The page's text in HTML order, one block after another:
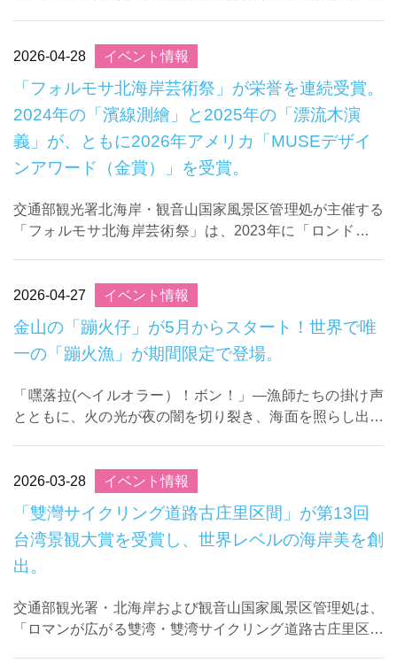
2026-04-28
イベント情報
「フォルモサ北海岸芸術祭」が栄誉を連続受賞。
2024年の「濱線測繪」と2025年の「漂流木演
義」が、ともに2026年アメリカ「MUSEデザイ
ンアワード（金賞）」を受賞。
交通部観光署北海岸・観音山国家風景区管理処が主催する
「フォルモサ北海岸芸術祭」は、2023年に「ロンドン・
2026-04-27
イベント情報
金山の「蹦火仔」が5月からスタート！世界で唯
一の「蹦火漁」が期間限定で登場。
「嘿落拉(ヘイルオラー）！ボン！」―漁師たちの掛け声
とともに、火の光が夜の闇を切り裂き、海面を照らし出し
2026-03-28
イベント情報
「雙灣サイクリング道路古庄里区間」が第13回
台湾景観大賞を受賞し、世界レベルの海岸美を創
出。
交通部観光署・北海岸および観音山国家風景区管理処は、
「ロマンが広がる雙湾・雙湾サイクリング道路古庄里区間